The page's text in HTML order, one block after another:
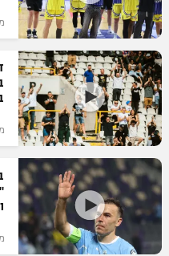
"מחצית בשכונה" –
משתתפים וזוכים
תקנון משתתפים וזוכים
תקנון עבור פעילות
תקנון עבור פעילות ספורט 1 –
טניס
גיימינג E-Sports
תנאי שימוש
אופניים
ספורט מוטורי
כדורמים
פוטבול אמריקאי NFL
בייסבול MLB
ספורט אתגרי ואקסטרים